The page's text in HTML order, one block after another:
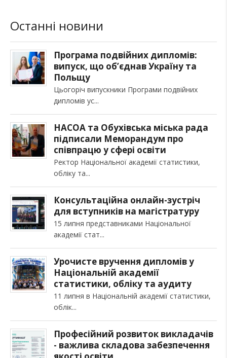
Останні новини
Програма подвійних дипломів:
випуск, що об’єднав Україну та
Польщу
Цьогоріч випускники Програми подвійних
дипломів ус
НАСОА та Обухівська міська рада
підписали Меморандум про
співпрацю у сфері освіти
Ректор Національної академії статистики,
обліку та
Консультаційна онлайн-зустріч
для вступників на магістратуру
15 липня представниками Національної
академії стат
Урочисте вручення дипломів у
Національній академії
статистики, обліку та аудиту
11 липня в Національній академії статистики,
облік
Професійний розвиток викладачів
- важлива складова забезпечення